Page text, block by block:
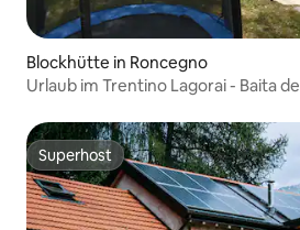
Blockhütte in Roncegno
Urlaub im Trentino Lagorai - Baita
Superhost
Superhost